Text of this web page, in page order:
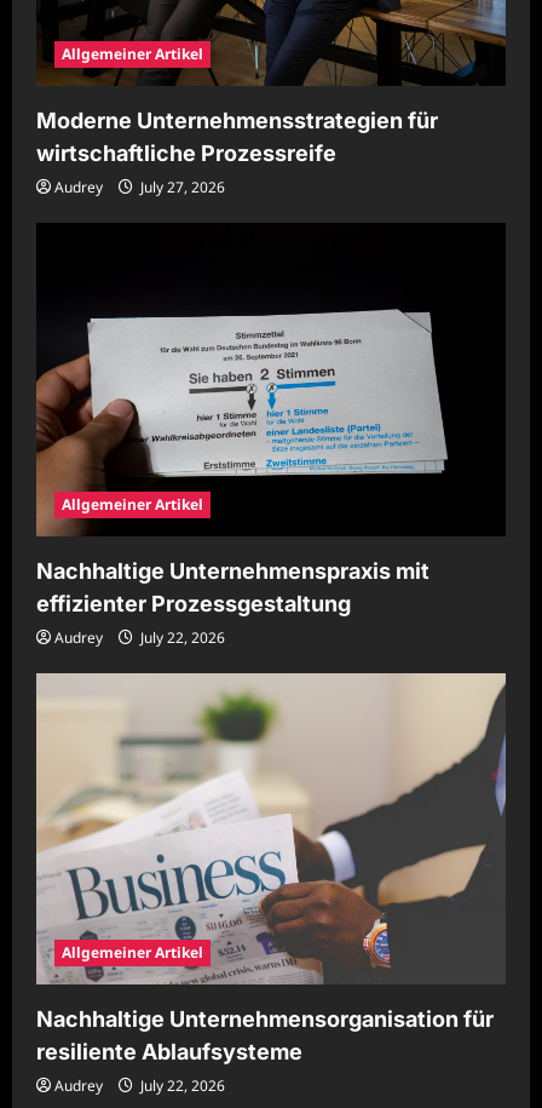
Allgemeiner Artikel
Moderne Unternehmensstrategien für
wirtschaftliche Prozessreife
Audrey July 27, 2026
Allgemeiner Artikel
Nachhaltige Unternehmenspraxis mit
effizienter Prozessgestaltung
Audrey July 22, 2026
Allgemeiner Artikel
Nachhaltige Unternehmensorganisation für
resiliente Ablaufsysteme
Audrey July 22, 2026